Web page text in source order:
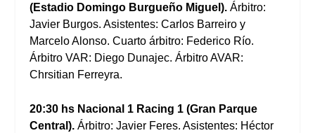
(Estadio Domingo Burgueño Miguel).Árbitro:
Javier Burgos. Asistentes: Carlos Barreiro y
Marcelo Alonso. Cuarto árbitro: Federico Río.
Árbitro VAR: Diego Dunajec. Árbitro AVAR:
Chrsitian Ferreyra.
20:30 hs Nacional 1 Racing 1 (Gran Parque
Central).Árbitro: Javier Feres. Asistentes: Héctor